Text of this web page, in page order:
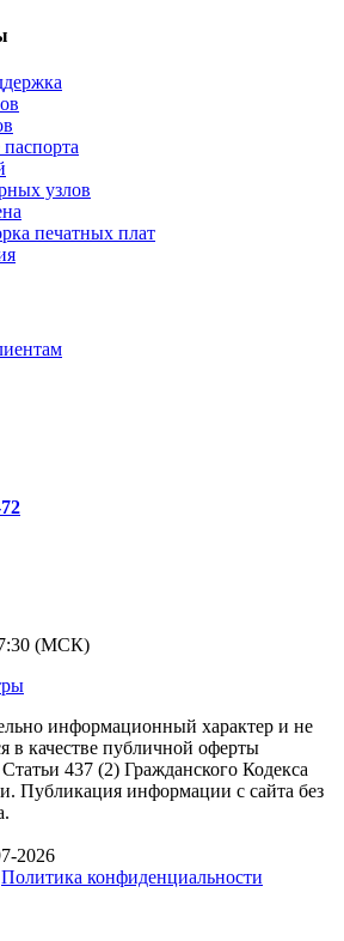
узлов
печатных плат
(МСК)
информационный характер и не
в качестве публичной оферты
437 (2) Гражданского Кодекса
Публикация информации с сайта без
2026
Политика конфиденциальности